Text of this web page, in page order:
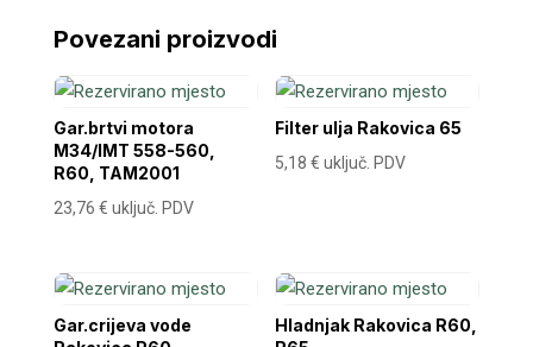
Povezani proizvodi
Gar.brtvi motora
M34/IMT 558-560,
R60, TAM2001
23,76 € uključ. PDV
Filter ulja Rakovica 65
5,18€ uključ. PDV
Gar.crijeva vode
Hladnjak Rakovica R60,